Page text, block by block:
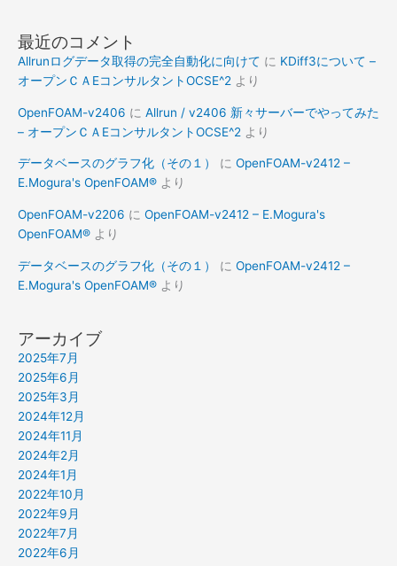
最近のコメント
Allrunログデータ取得の完全自動化に向けて に KDiff3について –
オープンＣＡEコンサルタントOCSE^2 より
OpenFOAM-v2406 に Allrun / v2406 新々サーバーでやってみた
– オープンＣＡEコンサルタントOCSE^2 より
データベースのグラフ化（その１） に OpenFOAM-v2412 –
E.Mogura's OpenFOAM® より
OpenFOAM-v2206 に OpenFOAM-v2412 – E.Mogura's
OpenFOAM® より
データベースのグラフ化（その１） に OpenFOAM-v2412 –
E.Mogura's OpenFOAM® より
アーカイブ
2025年7月
2025年6月
2025年3月
2024年12月
2024年11月
2024年2月
2024年1月
2022年10月
2022年9月
2022年7月
2022年6月